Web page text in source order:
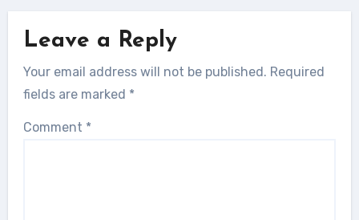
Leave a Reply
Your email address will not be published. Required
fields are marked *
Comment *